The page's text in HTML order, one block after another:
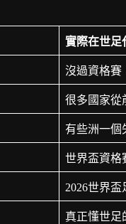
實際在世足
沒過資格賽
很多國家從
有些洲一個
世界盃資格
2026世界
真正懂世足